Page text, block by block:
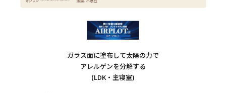
ガラス面に塗布して太陽の力で
アレルゲンを分解する
(LDK・主寝室)